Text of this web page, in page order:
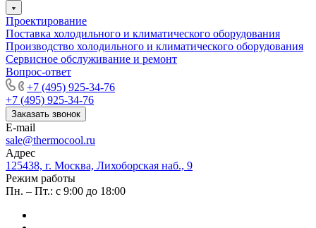
Проектирование
Поставка холодильного и климатического оборудования
Производство холодильного и климатического оборудования
Сервисное обслуживание и ремонт
Вопрос-ответ
+7 (495) 925-34-76
+7 (495) 925-34-76
Заказать звонок
E-mail
sale@thermocool.ru
Адрес
125438, г. Москва, Лихоборская наб., 9
Режим работы
Пн. – Пт.: с 9:00 до 18:00